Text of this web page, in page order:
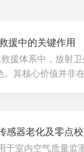
援中的关键作用
援体系中，放射
。其核心价值并非
急救援的首要任
放射性物质的火
感器老化及零点
于室内空气质量监